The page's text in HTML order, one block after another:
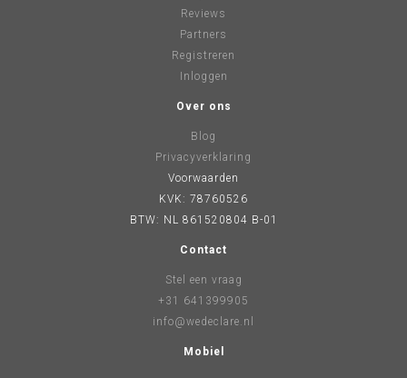
Reviews
Partners
Registreren
Inloggen
Over ons
Blog
Privacyverklaring
Voorwaarden
KVK: 78760526
BTW: NL 861520804 B-01
Contact
Stel een vraag
+31 641399905
info@wedeclare.nl
Mobiel